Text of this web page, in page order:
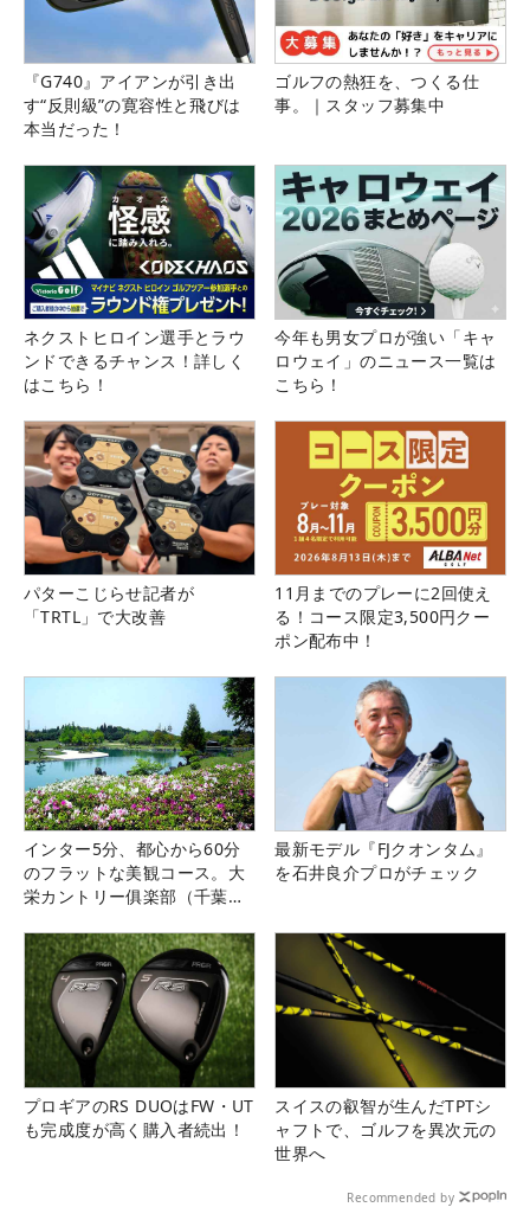
『G740』アイアンが引き出
す“反則級”の寛容性と飛びは
本当だった！
ゴルフの熱狂を、つくる仕
事。｜スタッフ募集中
ネクストヒロイン選手とラウ
ンドできるチャンス！詳しく
はこちら！
今年も男女プロが強い「キャ
ロウェイ」のニュース一覧は
こちら！
パターこじらせ記者が
「TRTL」で大改善
11月までのプレーに2回使え
る！コース限定3,500円クー
ポン配布中！
インター5分、都心から60分
のフラットな美観コース。大
栄カントリー俱楽部（千葉
最新モデル『FJクオンタム』
を石井良介プロがチェック
プロギアのRS DUOはFW・UT
も完成度が高く購入者続出！
スイスの叡智が生んだTPTシ
ャフトで、ゴルフを異次元の
世界へ
Recommended by